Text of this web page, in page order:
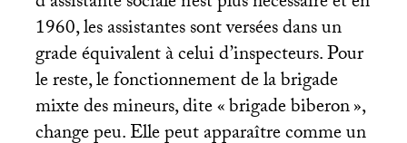
1960, les assistantes sont versées dans un
grade équivalent à celui d’inspecteurs. Pour
le reste, le fonctionnement de la brigade
mixte des mineurs, dite «brigade biberon»,
change peu. Elle peut apparaître comme un